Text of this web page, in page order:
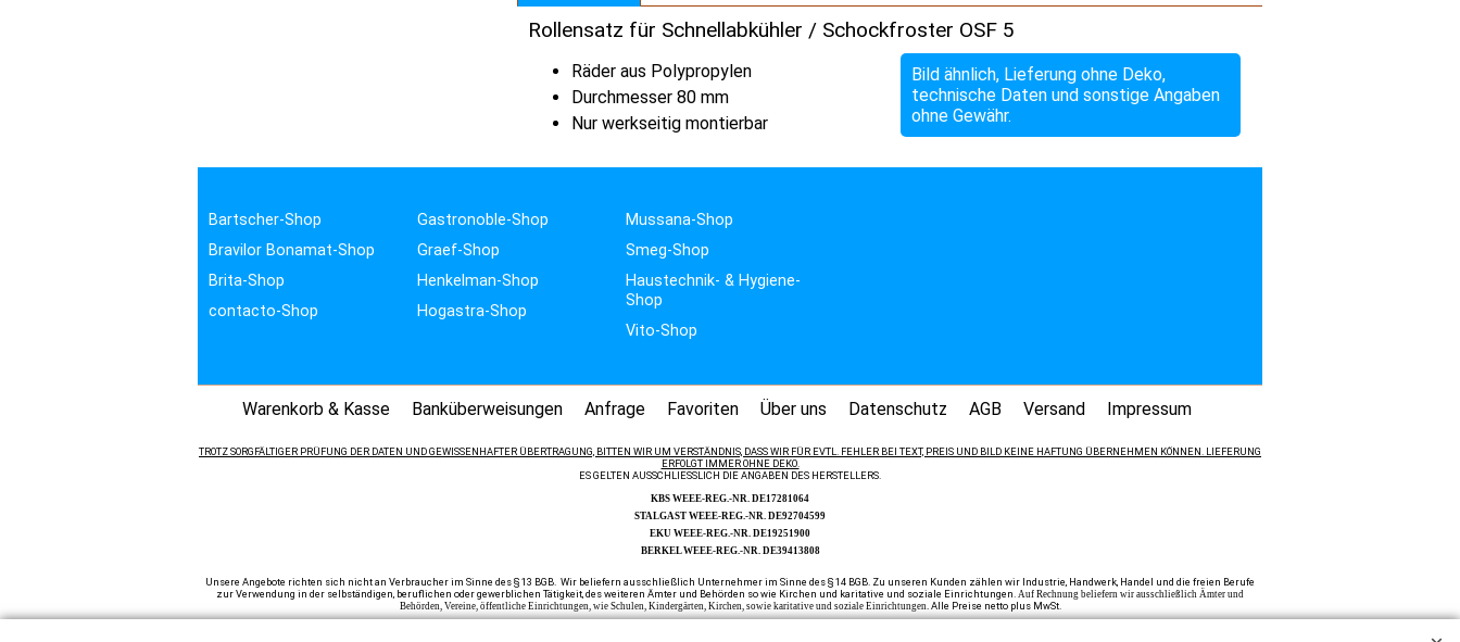
Rollensatz für Schnellabkühler / Schockfroster OSF 5
Bild ähnlich, Lieferung ohne Deko,
technische Daten und sonstige Angaben
ohne Gewähr.
Räder aus Polypropylen
Durchmesser 80 mm
Nur werkseitig montierbar
Bartscher-Shop
Bravilor Bonamat-Shop
Brita-Shop
contacto-Shop
Gastronoble-Shop
Graef-Shop
Henkelman-Shop
Hogastra-Shop
Mussana-Shop
Smeg-Shop
Haustechnik- & Hygiene-
Shop
Vito-Shop
Warenkorb & Kasse Banküberweisungen Anfrage Favoriten Über uns Datenschutz AGB Versand Impressum
TROTZ SORGFÄLTIGER PRÜFUNG DER DATEN UND GEWISSENHAFTER ÜBERTRAGUNG, BITTEN WIR UM VERSTÄNDNIS, DASS WIR FÜR EVTL. FEHLER BEI TEXT, PREIS UND BILD KEINE HAFTUNG ÜBERNEHMEN KÖNNEN. LIEFERUNG
ERFOLGT IMMER OHNE DEKO.
ES GELTEN AUSSCHLIESSLICH DIE ANGABEN DES HERSTELLERS.
KBS WEEE-REG.-NR. DE17281064
STALGAST WEEE-REG.-NR. DE92704599
EKU WEEE-REG.-NR. DE19251900
BERKEL WEEE-REG.-NR. DE39413808
Unsere Angebote richten sich nicht an Verbraucher im Sinne des § 13 BGB. Wir beliefern ausschließlich Unternehmer im Sinne des § 14 BGB. Zu unseren Kunden zählen wir Industrie, Handwerk, Handel und die freien Berufe
zur Verwendung in der selbständigen, beruflichen oder gewerblichen Tätigkeit, des weiteren Ämter und Behörden so wie Kirchen und karitative und soziale Einrichtungen. Auf Rechnung beliefern wir ausschließlich Ämter und
Behörden, Vereine, öffentliche Einrichtungen, wie Schulen, Kindergärten, Kirchen, sowie karitative und soziale Einrichtungen. Alle Preise netto plus MwSt.